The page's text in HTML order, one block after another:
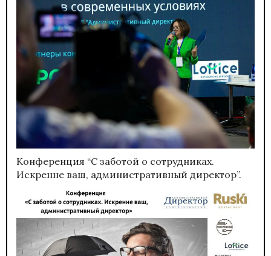
Конференция “С заботой о сотрудниках.
Искренне ваш, административный директор”.